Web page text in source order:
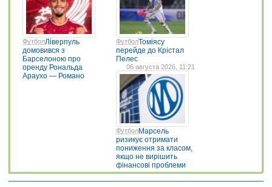
ФутболЛіверпуль
домовився з
Барселоною про
оренду Рональда
Араухо — Романо
ФутболТоміясу
перейде до Крістал
Пелес
06 августа 2026, 11:21
ФутболМарсель
ризикує отримати
пониження за класом,
якщо не вирішить
фінансові проблеми